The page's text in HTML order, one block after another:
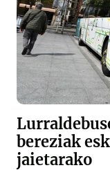
bereziak
jaietarako